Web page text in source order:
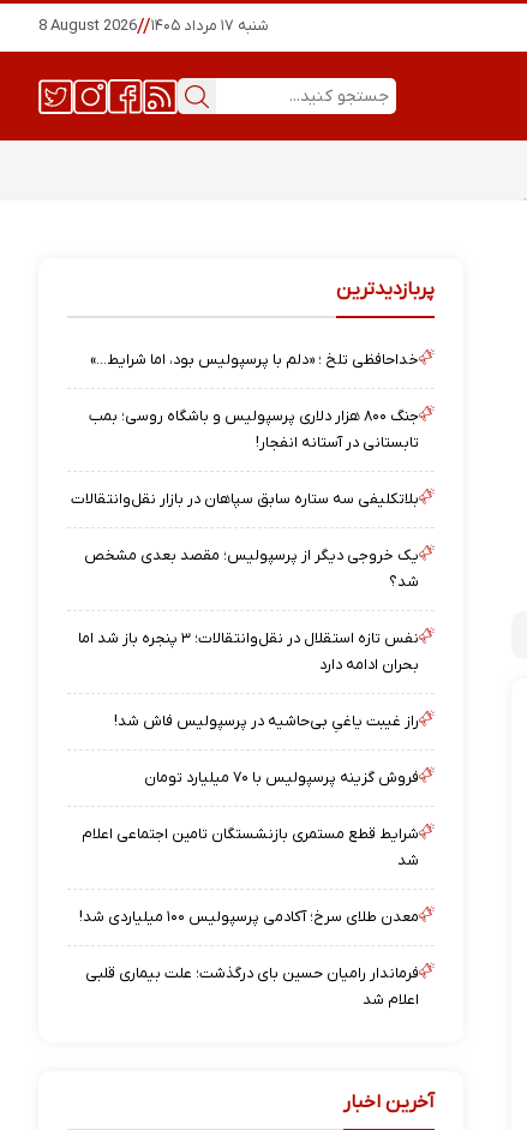
شنبه ۱۷ مرداد ۱۴۰۵ //
8 August 2026
پربازدیدترین
خداحافظی تلخ ؛ «دلم با پرسپولیس بود، اما شرایط…»
جنگ ۸۰۰ هزار دلاری پرسپولیس و باشگاه روسی؛ بمب
تابستانی در آستانه انفجار!
بلاتکلیفی سه ستاره سابق سپاهان در بازار نقل‌وانتقالات
یک خروجی دیگر از پرسپولیس؛ مقصد بعدی مشخص
شد؟
نفس تازه استقلال در نقل‌وانتقالات؛ ۳ پنجره باز شد اما
بحران ادامه دارد
راز غیبت یاغیِ بی‌حاشیه در پرسپولیس فاش شد!
فروش گزینه پرسپولیس با ۷۰ میلیارد تومان
شرایط قطع مستمری بازنشستگان تامین اجتماعی اعلام
شد
معدن طلای سرخ؛ آکادمی پرسپولیس ۱۰۰ میلیاردی شد!
فرماندار رامیان حسین بای درگذشت؛ علت بیماری قلبی
اعلام شد
آخرین اخبار